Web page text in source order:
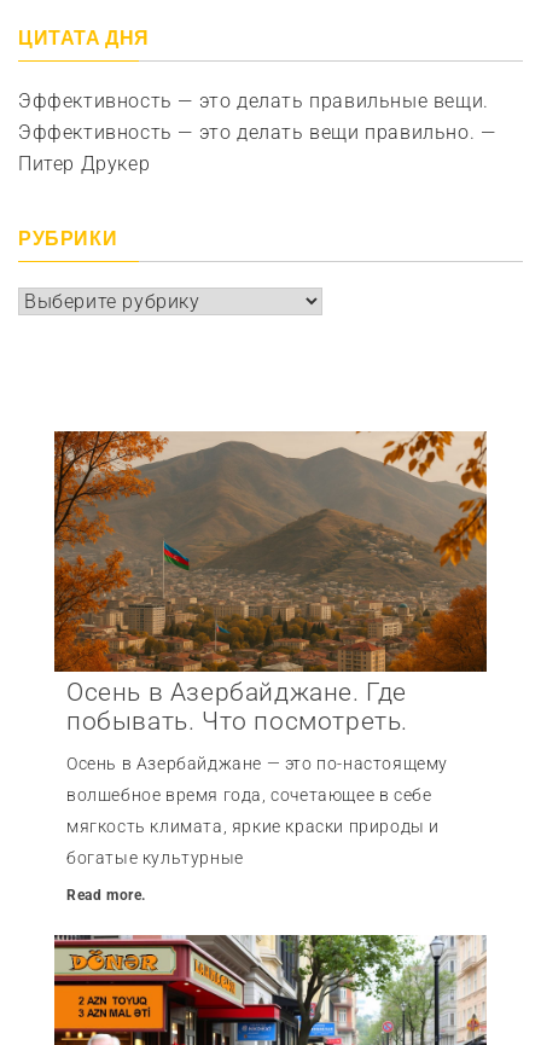
ЦИТАТА ДНЯ
Эффективность — это делать правильные вещи.
Эффективность — это делать вещи правильно. —
Питер Друкер
РУБРИКИ
Рубрики
Осень в Азербайджане. Где
побывать. Что посмотреть.
Осень в Азербайджане — это по-настоящему
волшебное время года, сочетающее в себе
мягкость климата, яркие краски природы и
богатые культурные
Read more.